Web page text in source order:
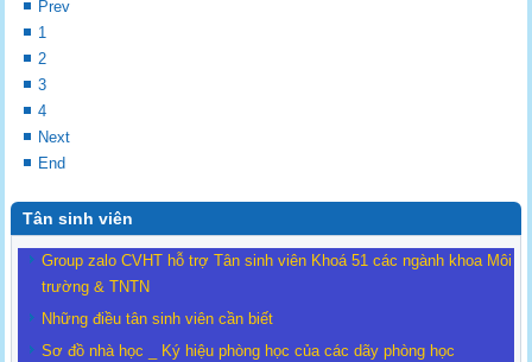
Prev
1
2
3
4
Next
End
Tân sinh viên
Group zalo CVHT hỗ trợ Tân sinh viên Khoá 51 các ngành khoa Môi
trường & TNTN
Những điều tân sinh viên cần biết
Sơ đồ nhà học _ Ký hiệu phòng học của các dãy phòng học